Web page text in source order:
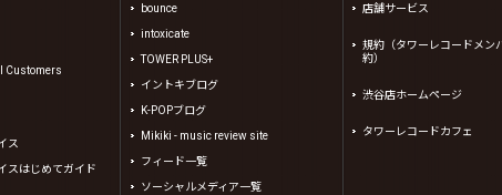
Customers
ス
スはじめてガイド
bounce
intoxicate
TOWER PLUS+
イントキブログ
K-POPブログ
Mikiki - music review site
フィード一覧
ソーシャルメディア一覧
店舗サービス
規約（タワーレコードメン
約）
渋谷店ホームページ
タワーレコードカフェ